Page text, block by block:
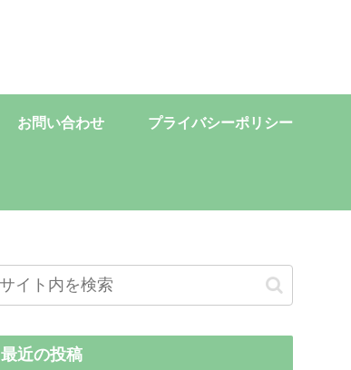
お問い合わせ プライバシーポリシー
最近の投稿